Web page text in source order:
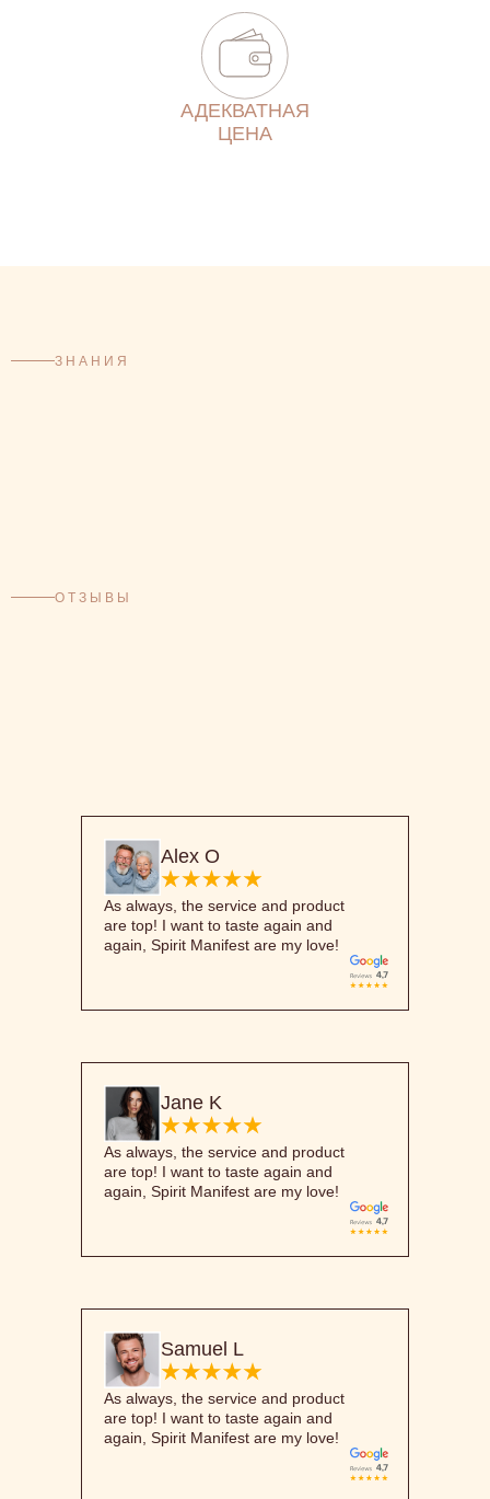
АДЕКВАТНАЯ
ЦЕНА
ЗНАНИЯ
ОТЗЫВЫ
Samuel L
As always, the service and product
are top! I want to taste again and
again, Spirit Manifest are my love!
Jane K
As always, the service and product
are top! I want to taste again and
again, Spirit Manifest are my love!
Alex O
As always, the service and product
are top! I want to taste again and
again, Spirit Manifest are my love!